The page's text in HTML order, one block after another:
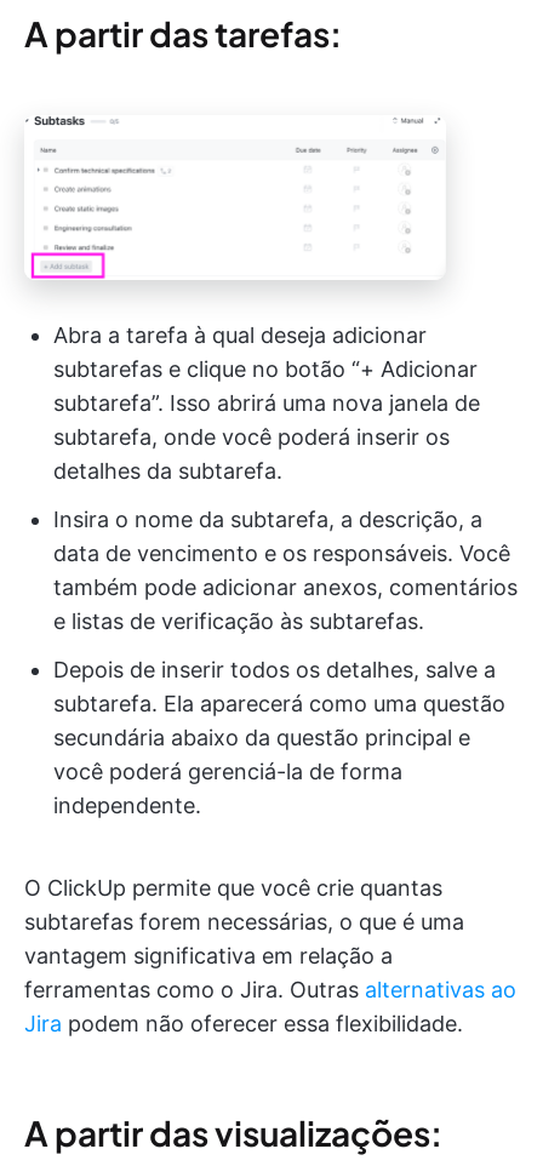
A partir das tarefas:
Abra a tarefa à qual deseja adicionar
subtarefas e clique no botão “+ Adicionar
subtarefa”. Isso abrirá uma nova janela de
subtarefa, onde você poderá inserir os
detalhes da subtarefa.
Insira o nome da subtarefa, a descrição, a
data de vencimento e os responsáveis. Você
também pode adicionar anexos, comentários
e listas de verificação às subtarefas.
Depois de inserir todos os detalhes, salve a
subtarefa. Ela aparecerá como uma questão
secundária abaixo da questão principal e
você poderá gerenciá-la de forma
independente.
O ClickUp permite que você crie quantas
subtarefas forem necessárias, o que é uma
vantagem significativa em relação a
ferramentas como o Jira. Outras alternativas ao
Jira podem não oferecer essa flexibilidade.
A partir das visualizações: